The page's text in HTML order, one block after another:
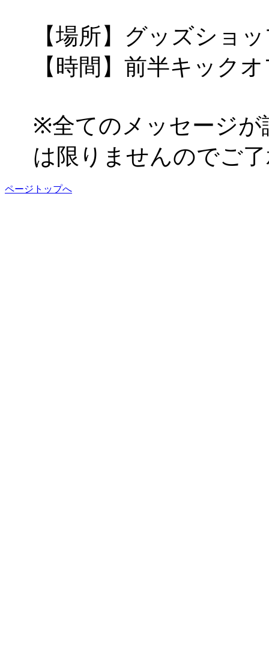
【場所】グッズショ
【時間】前半キック
※全てのメッセージが
は限りませんのでご
ページトップへ